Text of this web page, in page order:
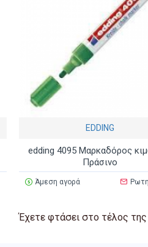
EDDING
edding 4095 Μαρκαδόρος
Πράσινο
Άμεση αγορά
Έχετε φτάσει στο τέλος της